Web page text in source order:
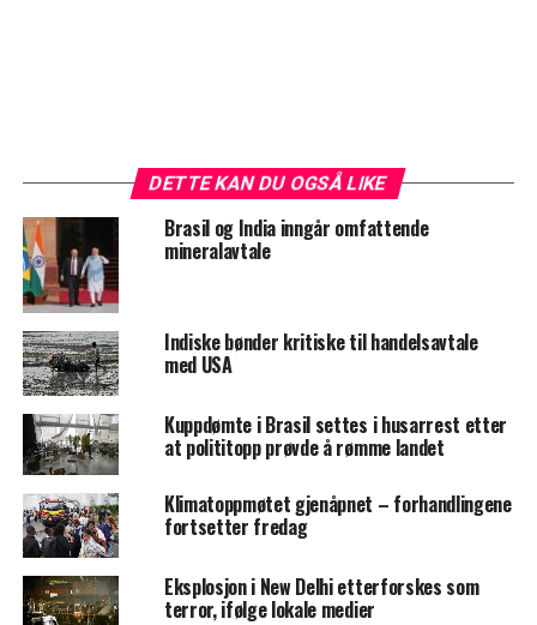
DETTE KAN DU OGSÅ LIKE
Brasil og India inngår omfattende
mineralavtale
Indiske bønder kritiske til handelsavtale
med USA
Kuppdømte i Brasil settes i husarrest etter
at polititopp prøvde å rømme landet
Klimatoppmøtet gjenåpnet – forhandlingene
fortsetter fredag
Eksplosjon i New Delhi etterforskes som
terror, ifølge lokale medier